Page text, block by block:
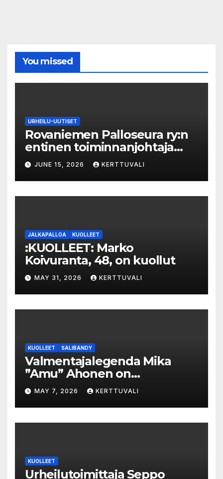
You missed
URHEILU-UUTISET
Rovaniemen Palloseura ry:n
entinen toiminnanjohtaja
tuo­mit­tiin neljän kuu­kau­den
eh­dol­li­seen van­keu­teen ka­
val­luk­ses­ta – syyte mak­su­vä­li­
ne­pe­tok­ses­ta hy­lät­tiin
JUNE 15, 2026 KERTTUVALI
JALKAPALLOA KUOLLEET
:KUOLLEET: Marko
Koivuranta, 48, on kuollut
MAY 31, 2026 KERTTUVALI
KUOLLEET SALIBANDY
Valmentajalegenda Mika
”Amu” Ahonen on
menehtynyt
MAY 7, 2026 KERTTUVALI
KUOLLEET
Urheilutoimittaja Seppo